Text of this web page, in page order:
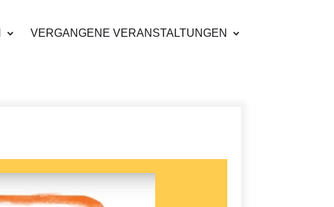
VERGANGENE VERANSTALTUNGEN